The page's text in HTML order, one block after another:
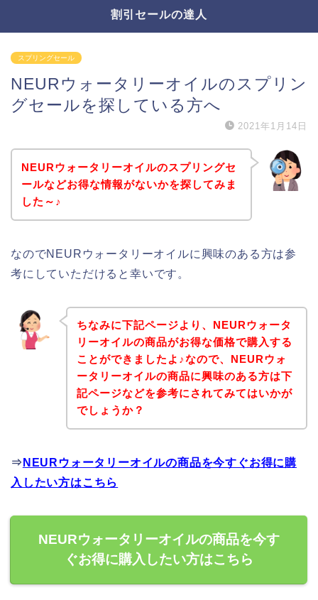
割引セールの達人
スプリングセール
NEURウォータリーオイルのスプリン
グセールを探している方へ
2021年1月14日
NEURウォータリーオイルのスプリングセ
ールなどお得な情報がないかを探してみま
した～♪
なのでNEURウォータリーオイルに興味のある方は参
考にしていただけると幸いです。
ちなみに下記ページより、NEURウォータ
リーオイルの商品がお得な価格で購入する
ことができましたよ♪なので、NEURウォ
ータリーオイルの商品に興味のある方は下
記ページなどを参考にされてみてはいかが
でしょうか？
⇒ NEURウォータリーオイルの商品を今すぐお得に購
入したい方はこちら
NEURウォータリーオイルの商品を今す
ぐお得に購入したい方はこちら